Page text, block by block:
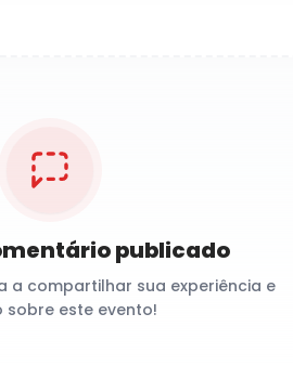
publicado
a compartilhar sua experiência e
sobre este evento!